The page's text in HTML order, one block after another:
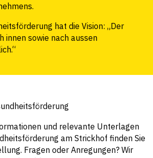
hat die Vision: „Der
innen sowie nach aussen
und relevante Unterlagen
am Strickhof finden Sie
Fragen oder Anregungen? Wir